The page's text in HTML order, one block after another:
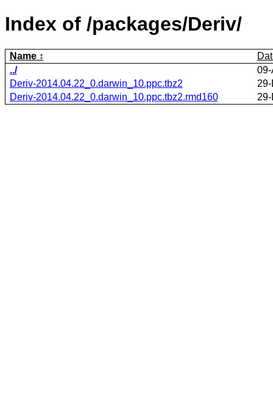
Index of /packages/Deriv/
Name
../
Deriv-2014.04.22_0.darwin_10.ppc.tbz2
Deriv-2014.04.22_0.darwin_10.ppc.tbz2.rmd160